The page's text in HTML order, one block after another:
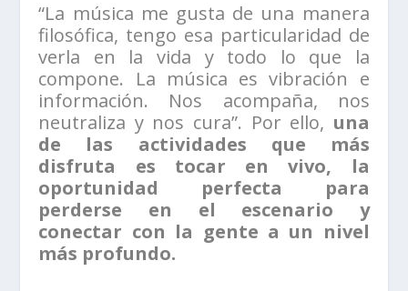
“La música me gusta de una manera
filosófica, tengo esa particularidad de
verla en la vida y todo lo que la
compone. La música es vibración e
información. Nos acompaña, nos
neutraliza y nos cura”. Por ello, una
de las actividades que más
disfruta es tocar en vivo, la
oportunidad perfecta para
perderse en el escenario y
conectar con la gente a un nivel
más profundo.